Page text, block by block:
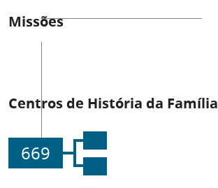
Missões
Centros de História da Família
669